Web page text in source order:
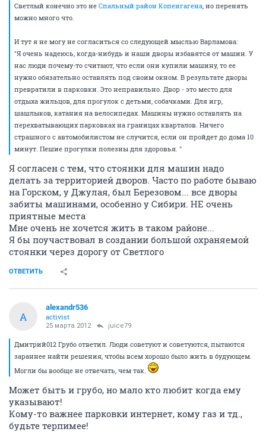
Светлый конечно это не Спальный район Копенгагена, но перенять
можно много что.
И тут я не могу не согласиться со следующей мыслью Варламова:
"Я очень надеюсь, когда-нибудь и наши дворы избавятся от машин. У
нас люди почему-то считают, что если они купили машину, то ее
нужно обязательно оставлять под своим окном. В результате дворы
превратили в парковки. Это неправильно. Двор - это место для
отдыха жильцов, для прогулок с детьми, собачками. Для игр,
шашлыков, катания на велосипедах. Машины нужно оставлять на
перехватывающих парковках на границах кварталов. Ничего
страшного с автомобилистом не случится, если он пройдет до дома 10
минут. Пешие прогулки полезны для здоровья. "
Я согласен с тем, что стоянки для машин надо
делать за территорией дворов. Часто по работе бываю
на Горском, у Джулая, был Березовом... все дворы
забиты машинами, особенно у Сибири. НЕ очень
приятные места
Мне очень не хочется жить в таком районе...
Я бы поучаствовал в создании большой охраняемой
стоянки через дорогу от Светлого
ОТВЕТИТЬ
A
alexandr536
activist
25 марта 2012 juice79
Дмитрий012 Грубо ответил. Люди советуют и советуются, пытаются
зараннее найти решения, чтобы всем хорошо было жить в будующем.
Могли бы вообще не отвечать, чем так.
Может быть и грубо, но мало кто любит когда ему
указывают!
Кому-то важнее парковки интернет, кому газ и тд.,
будьте терпимее!